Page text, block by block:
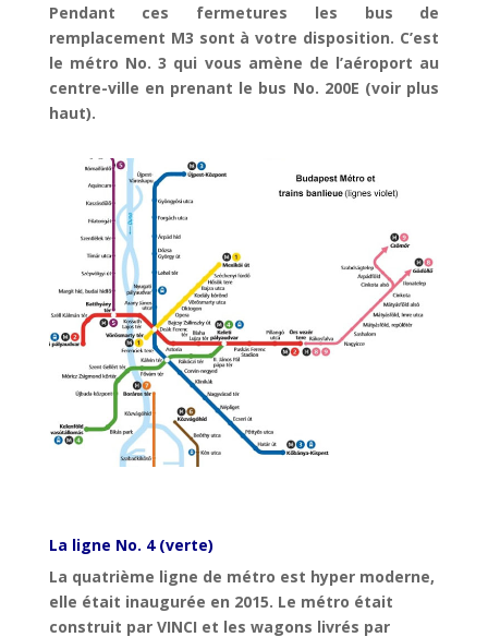
Pendant ces fermetures les bus de
remplacement M3 sont à votre disposition. C’est
le métro No. 3 qui vous amène de l’aéroport au
centre-ville en prenant le bus No. 200E (voir plus
haut).
La ligne No. 4 (verte)
La quatrième ligne de métro est hyper moderne,
elle était inaugurée en 2015. Le métro était
construit par VINCI et les wagons livrés par